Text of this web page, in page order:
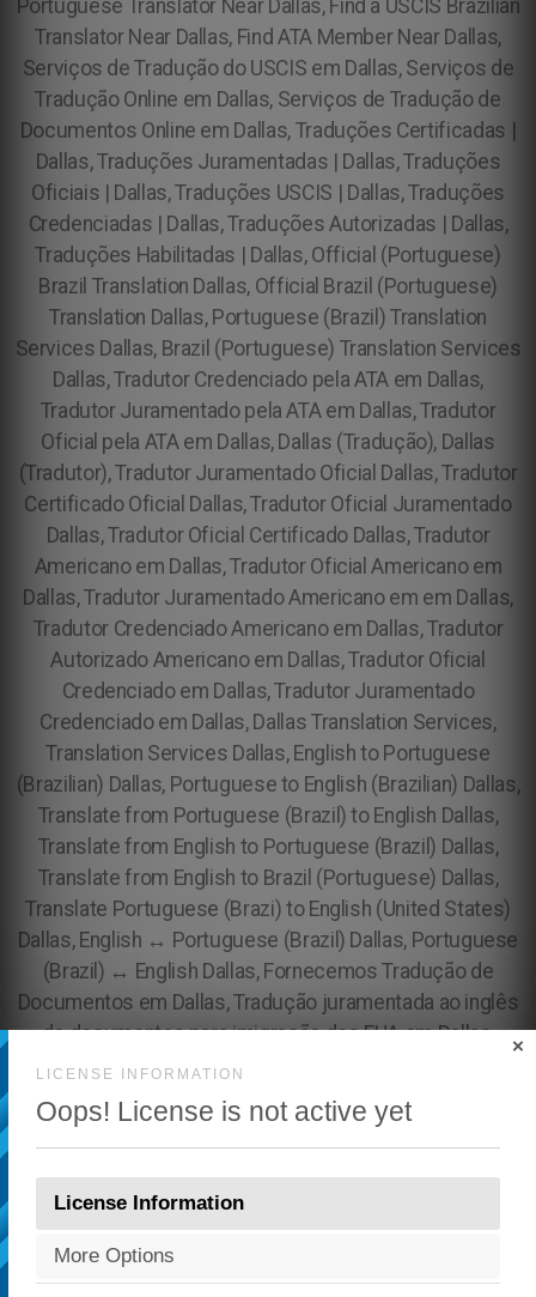
LICENSE INFORMATION
Oops! License is not active yet
×
License Information
More Options